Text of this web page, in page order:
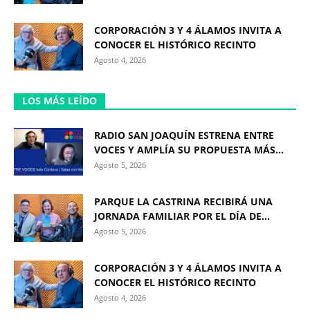
CORPORACIÓN 3 Y 4 ÁLAMOS INVITA A
CONOCER EL HISTÓRICO RECINTO
Agosto 4, 2026
LOS MÁS LEÍDO
RADIO SAN JOAQUÍN ESTRENA ENTRE
VOCES Y AMPLÍA SU PROPUESTA MÁS...
Agosto 5, 2026
PARQUE LA CASTRINA RECIBIRÁ UNA
JORNADA FAMILIAR POR EL DÍA DE...
Agosto 5, 2026
CORPORACIÓN 3 Y 4 ÁLAMOS INVITA A
CONOCER EL HISTÓRICO RECINTO
Agosto 4, 2026